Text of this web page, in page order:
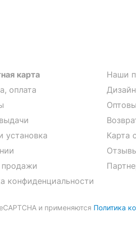
карта
оплата
установка
продажи
конфиденциальности
Наши
Карта
и применяются Политика